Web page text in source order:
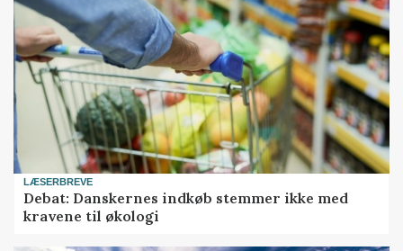
LÆSERBREVE
Debat: Danskernes indkøb stemmer ikke med
kravene til økologi